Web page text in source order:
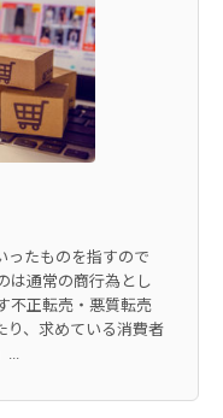
ったものを指すので
は通常の商行為とし
不正転売・悪質転売
り、求めている消費者